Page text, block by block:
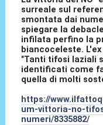
surreale sul
smontata dai
spiegare la
infilata perfino la
biancoceleste.
"Tanti tifosi laziali
identificati come
quella di molti
https://
um-vittoria-no-
numeri/8335882/